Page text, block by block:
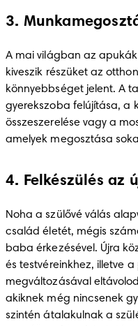
3.
A mai világban az
kiveszik részüket az
könnyebbséget jelent. A
gyerekszoba felújítása, a
összeszerelése vagy a
amelyek megosztása
4. Felkészülés az
Noha a szülővé válás
család életét, mégis
baba érkezésével. Újra
és testvéreinkhez, illetve
megváltozásával
akiknek még nincsenek
szintén átalakulnak a